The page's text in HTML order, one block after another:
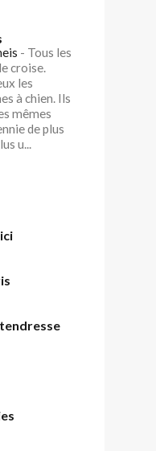
- Tous les
croise.
les
à chien. Ils
mêmes
de plus
u...